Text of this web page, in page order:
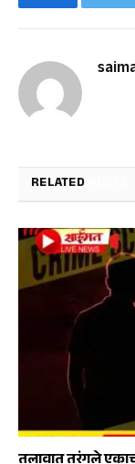
Facebook
RELATED